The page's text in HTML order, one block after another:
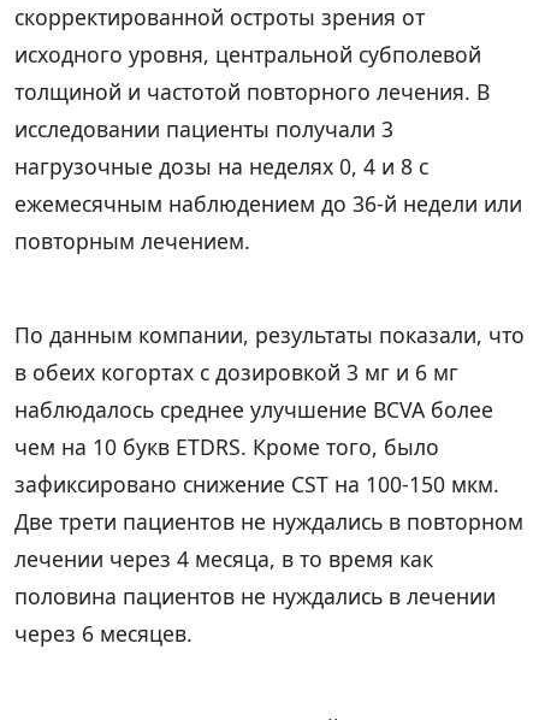
скорректированной остроты зрения от
исходного уровня, центральной субполевой
толщиной и частотой повторного лечения. В
исследовании пациенты получали 3
нагрузочные дозы на неделях 0, 4 и 8 с
ежемесячным наблюдением до 36-й недели или
повторным лечением.
По данным компании, результаты показали, что
в обеих когортах с дозировкой 3 мг и 6 мг
наблюдалось среднее улучшение BCVA более
чем на 10 букв ETDRS. Кроме того, было
зафиксировано снижение CST на 100-150 мкм.
Две трети пациентов не нуждались в повторном
лечении через 4 месяца, в то время как
половина пациентов не нуждались в лечении
через 6 месяцев.